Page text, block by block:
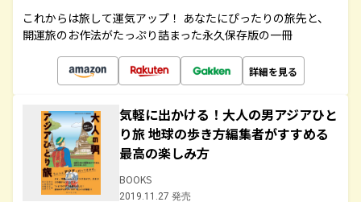
これからは旅して運気アップ！ あなたにぴったりの旅先と、
開運旅のお作法がたっぷり詰まった永久保存版の一冊
詳細を見る
気軽に出かける！大人の男アジアひと
り旅 地球の歩き方編集者がすすめる
最高の楽しみ方
BOOKS
2019.11.27 発売